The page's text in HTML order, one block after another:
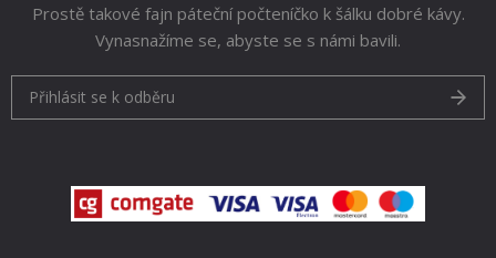
Prostě takové fajn páteční počteníčko k šálku dobré kávy.
Vynasnažíme se, abyste se s námi bavili.
Přihlásit se k odběru